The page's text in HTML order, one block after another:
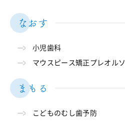
なおす
小児歯科
マウスピース矯正プレオルソ
まもる
こどものむし歯予防